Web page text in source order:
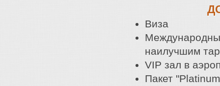
Виза
наилучшим
VIP зал в
Пакет